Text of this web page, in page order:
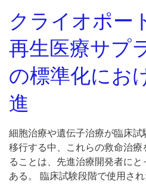
クライオポー
再生医療サプ
の標準化にお
進
細胞治療や遺伝子治療が臨床
移行する中、これらの救命治
ることは、先進治療開発者に
ある。 臨床試験段階で使用さ